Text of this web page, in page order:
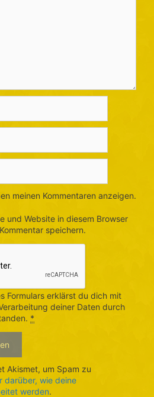
meinen Kommentaren anzeigen.
und Website in diesem Browser
speichern.
Formulars erklärst du dich mit
deiner Daten durch
*
Akismet, um Spam zu
darüber, wie deine
werden.